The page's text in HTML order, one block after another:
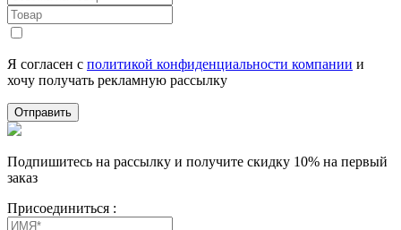
Я согласен с политикой конфиденциальности компании и
хочу получать рекламную рассылку
Отправить
Подпишитесь на рассылку и получите скидку 10% на первый
заказ
Присоединиться :